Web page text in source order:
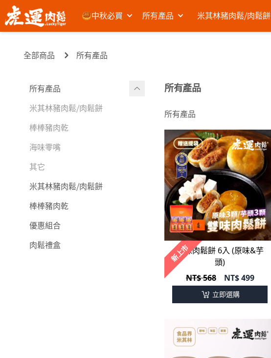
🥮中秋必買 所有產品 米其林豬肉鬆⧸肉鬆餅
全部商品 所有產品
所有產品
米其林豬肉鬆⧸肉鬆餅
棒棒豬肉乾
海味零嘴
其它
米其林豬肉鬆⧸肉鬆餅
棒棒豬肉乾
優惠組合
肉鬆禮盒
所有產品
所有產品
新上市
雙味肉鬆餅 6入 (原味&芋
頭)
NT$ 568
NT$499
立即選購